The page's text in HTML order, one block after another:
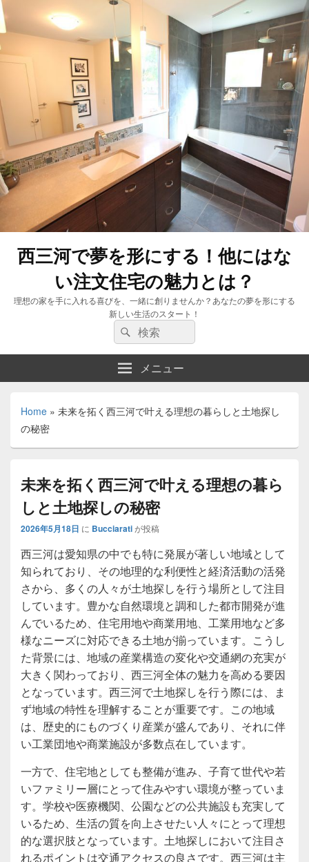
西三河で夢を形にする！他にはな
い注文住宅の魅力とは？
理想の家を手に入れる喜びを、一緒に創りませんか？あなたの夢を形にする
新しい生活のスタート！
検
索:
検
索
メニュー
Home » 未来を拓く西三河で叶える理想の暮らしと土地探し
の秘密
未来を拓く西三河で叶える理想の暮ら
しと土地探しの秘密
2026年5月18日 に Bucciaratiが投稿
西三河は愛知県の中でも特に発展が著しい地域として
知られており、その地理的な利便性と経済活動の活発
さから、多くの人々が土地探しを行う場所として注目
しています。 豊かな自然環境と調和した都市開発が進
んでいるため、住宅用地や商業用地、工業用地など多
様なニーズに対応できる土地が揃っています。こうし
た背景には、地域の産業構造の変化や交通網の充実が
大きく関わっており、西三河全体の魅力を高める要因
となっています。西三河で土地探しを行う際には、ま
ず地域の特性を理解することが重要です。この地域
は、歴史的にものづくり産業が盛んであり、それに伴
い工業団地や商業施設が多数点在しています。
一方で、住宅地としても整備が進み、子育て世代や若
いファミリー層にとって住みやすい環境が整っていま
す。学校や医療機関、公園などの公共施設も充実して
いるため、生活の質を向上させたい人々にとって理想
的な選択肢となっています。土地探しにおいて注目さ
れるポイントは交通アクセスの良さです。西三河は主